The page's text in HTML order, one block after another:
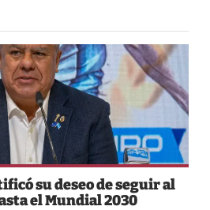
su deseo de seguir al
el Mundial 2030